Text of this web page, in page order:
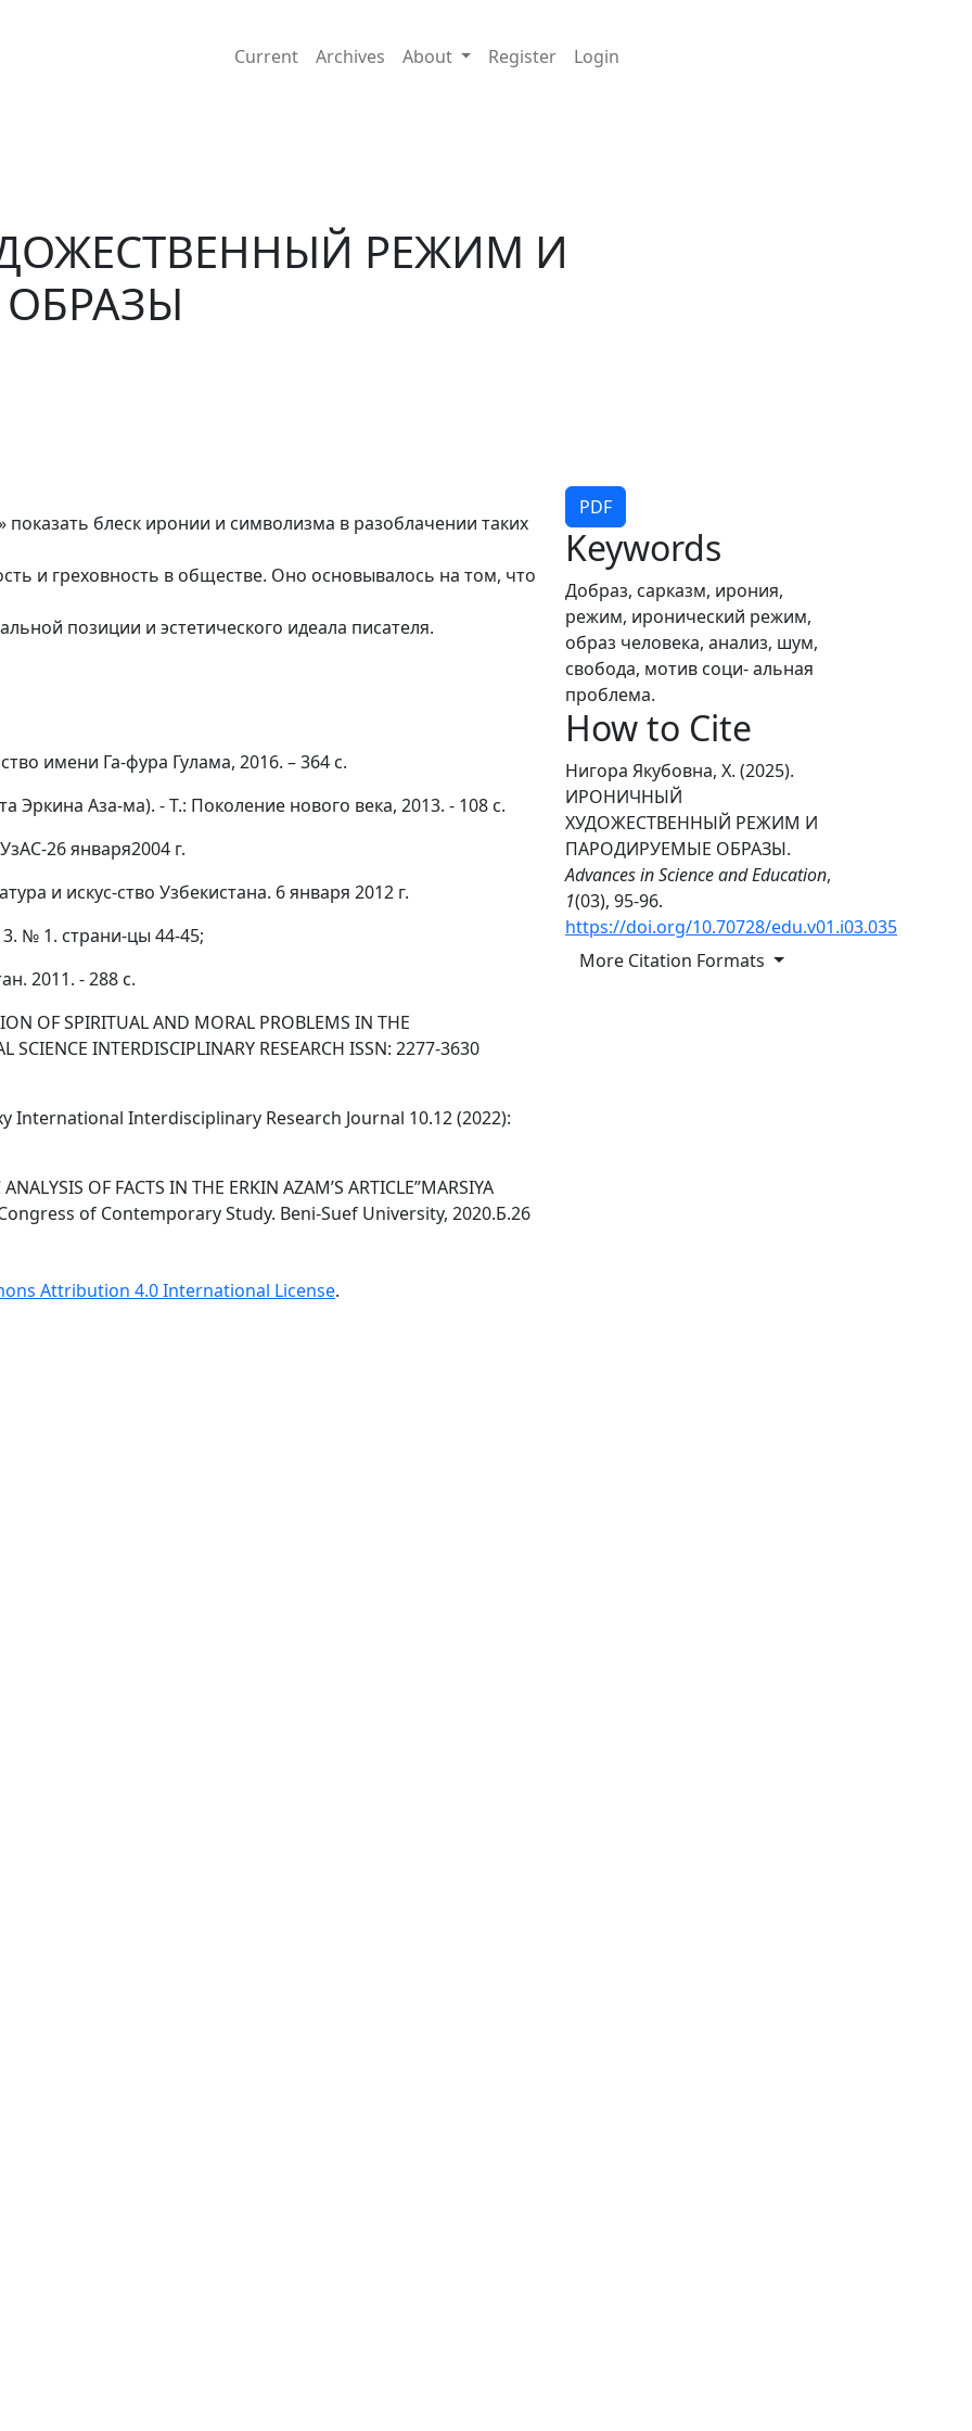
Current
Archives About Register Login
РЕЖИМ И
PDF
Keywords
Добраз, сарказм, ирония,
режим, иронический режим,
образ человека, анализ, шум,
свобода, мотив соци- альная
проблема.
How to Cite
Нигора Якубовна, Х. (2025).
ИРОНИЧНЫЙ
ХУДОЖЕСТВЕННЫЙ РЕЖИМ И
ПАРОДИРУЕМЫЕ ОБРАЗЫ.
Advances in Science and Education,
1(03), 95-96.
https://doi.org/10.70728/edu.v01.i03.035
More Citation Formats
блеск иронии и символизма в разоблачении таких
и греховность в обществе. Оно основывалось на том, что
позиции и эстетического идеала писателя.
имени Га-фура Гулама, 2016. – 364 с.
Эркина Аза-ма). - Т.: Поколение нового века, 2013. - 108 с.
26 января2004 г.
и искус-ство Узбекистана. 6 января 2012 г.
№ 1. страни-цы 44-45;
2011. - 288 с.
OF SPIRITUAL AND MORAL PROBLEMS IN THE
SCIENCE INTERDISCIPLINARY RESEARCH ISSN: 2277-3630
International Interdisciplinary Research Journal 10.12 (2022):
OF FACTS IN THE ERKIN AZAM’S ARTICLE”MARSIYA
of Contemporary Study. Beni-Suef University, 2020.Б.26
Attribution 4.0 International License.